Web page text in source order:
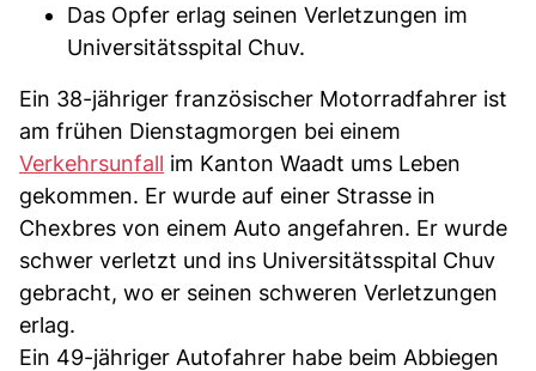
Das Opfer erlag seinen Verletzungen im
Universitätsspital Chuv.
Ein 38-jähriger französischer Motorradfahrer ist
am frühen Dienstagmorgen bei einem
Verkehrsunfall im Kanton Waadt ums Leben
gekommen. Er wurde auf einer Strasse in
Chexbres von einem Auto angefahren. Er wurde
schwer verletzt und ins Universitätsspital Chuv
gebracht, wo er seinen schweren Verletzungen
erlag.
Ein 49-jähriger Autofahrer habe beim Abbiegen